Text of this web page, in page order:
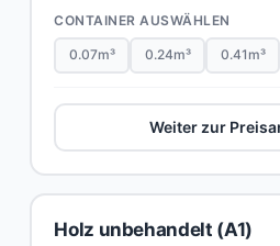
CONTAINER AUSWÄHLEN
0.07m³ 0.24m³ 0.41m³
Weiter zur
Holz unbehandelt (A1)